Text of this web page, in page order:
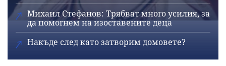
Михаил Стефанов: Трябват много усилия, за
да помогнем на изоставените деца
Накъде след като затворим домовете?